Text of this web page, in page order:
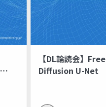
【DL輪読会】
Diffusion U-Net